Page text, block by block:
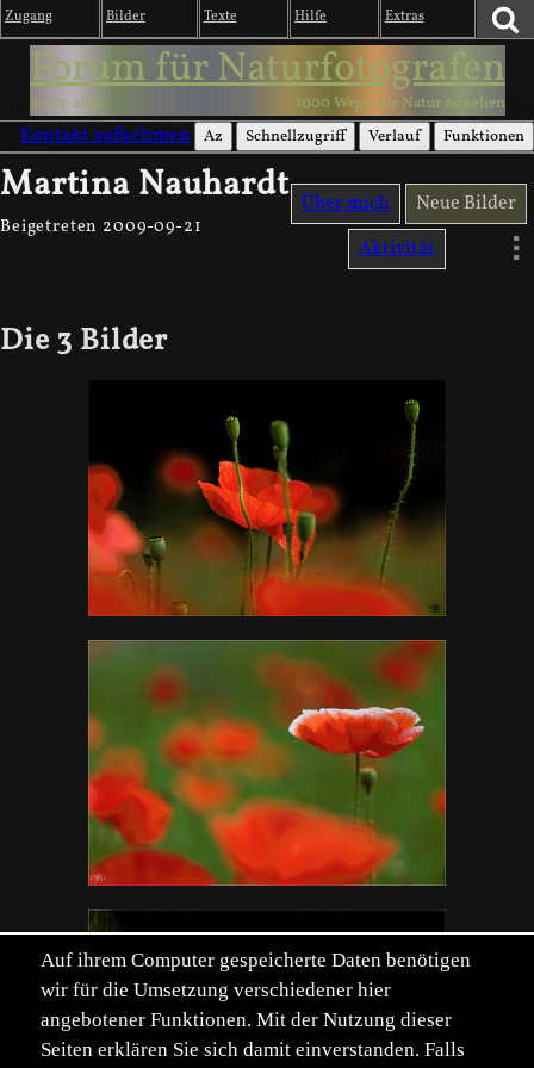
Zugang Bilder Texte Hilfe Extras
Forum für Naturfotografen
2003-2026 1000 Wege, die Natur zu sehen
Kontakt aufnehmen Az Schnellzugriff Verlauf Funktionen
Martina Nauhardt
Beigetreten 2009-09-21
Über mich
Neue Bilder
Aktivität
Die 3 Bilder
Auf ihrem Computer gespeicherte Daten benötigen
wir für die Umsetzung verschiedener hier
angebotener Funktionen. Mit der Nutzung dieser
Seiten erklären Sie sich damit einverstanden. Falls